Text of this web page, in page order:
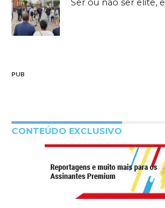
Ser ou não ser elite,
PUB
CONTEÚDO EXCLUSIVO